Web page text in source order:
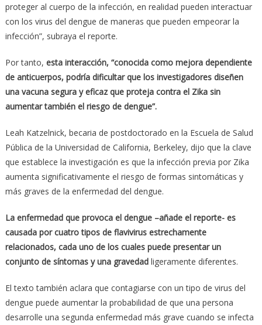
proteger al cuerpo de la infección, en realidad pueden interactuar
con los virus del dengue de maneras que pueden empeorar la
infección”, subraya el reporte.
Por tanto, esta interacción, “conocida como mejora dependiente
de anticuerpos, podría dificultar que los investigadores diseñen
una vacuna segura y eficaz que proteja contra el Zika sin
aumentar también el riesgo de dengue”.
Leah Katzelnick, becaria de postdoctorado en la Escuela de Salud
Pública de la Universidad de California, Berkeley, dijo que la clave
que establece la investigación es que la infección previa por Zika
aumenta significativamente el riesgo de formas sintomáticas y
más graves de la enfermedad del dengue.
La enfermedad que provoca el dengue –añade el reporte- es
causada por cuatro tipos de flavivirus estrechamente
relacionados, cada uno de los cuales puede presentar un
conjunto de síntomas y una gravedadligeramente diferentes.
El texto también aclara que contagiarse con un tipo de virus del
dengue puede aumentar la probabilidad de que una persona
desarrolle una segunda enfermedad más grave cuando se infecta